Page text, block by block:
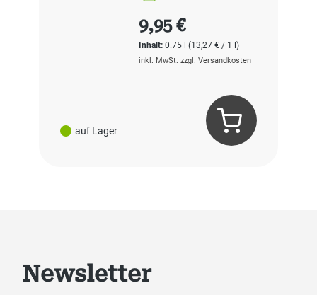
auf Lager
Inhalt:0.75 l(13,27 € / 1 l)
Regulärer Preis:
9,95 €
inkl. MwSt. zzgl. Versandkosten
Newsletter